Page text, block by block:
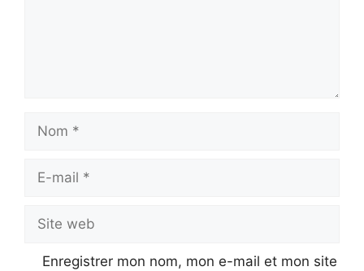
Enregistrer mon nom, mon e-mail et mon site